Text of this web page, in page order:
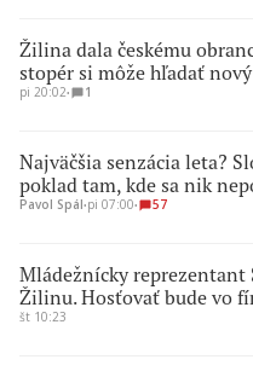
Žilina dala českému
stopér si môže hľadať
pi 20:02∙ 1
Najväčšia senzácia leta?
poklad tam, kde sa nik
Pavol Spál∙pi 07:00∙ 57
Mládežnícky reprezentant
Žilinu. Hosťovať bude vo
št 10:23